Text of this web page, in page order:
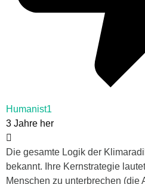
Humanist1
3 Jahre her
Die gesamte Logik der
bekannt. Ihre Kernstrategie
Menschen zu unterbrechen (die